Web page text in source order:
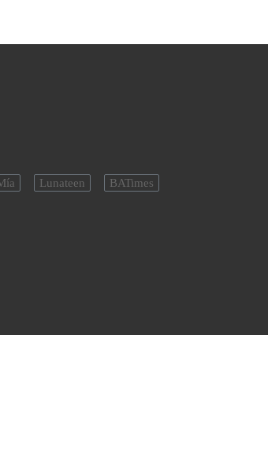
Lunateen BATimes